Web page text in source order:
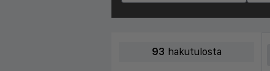
93 hakutulosta